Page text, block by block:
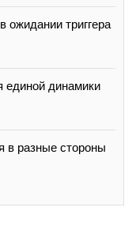
ожидании триггера
единой динамики
в разные стороны